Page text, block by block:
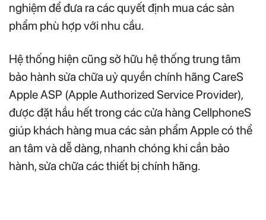
nghiệm để đưa ra các quyết định mua các sản
phẩm phù hợp với nhu cầu.
Hệ thống hiện cũng sở hữu hệ thống trung tâm
bảo hành sửa chữa uỷ quyền chính hãng CareS
Apple ASP (Apple Authorized Service Provider),
được đặt hầu hết trong các cửa hàng CellphoneS
giúp khách hàng mua các sản phẩm Apple có thể
an tâm và dễ dàng, nhanh chóng khi cần bảo
hành, sửa chữa các thiết bị chính hãng.